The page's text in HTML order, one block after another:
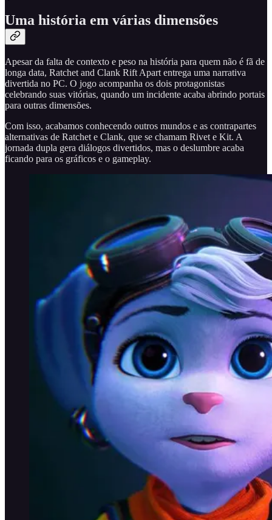
Uma história em várias dimensões
Apesar da falta de contexto e peso na história para quem não é fã de
longa data, Ratchet and Clank Rift Apart entrega uma narrativa
divertida no PC. O jogo acompanha os dois protagonistas
celebrando suas vitórias, quando um incidente acaba abrindo portais
para outras dimensões.
Com isso, acabamos conhecendo outros mundos e as contrapartes
alternativas de Ratchet e Clank, que se chamam Rivet e Kit. A
jornada dupla gera diálogos divertidos, mas o deslumbre acaba
ficando para os gráficos e o gameplay.